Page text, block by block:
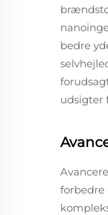
bedre
udsigter
forbedre